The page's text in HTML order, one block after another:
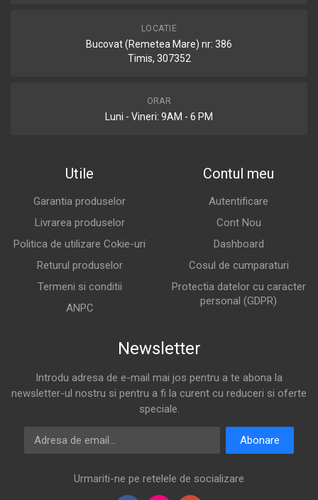
LOCATIE
Bucovat (Remetea Mare) nr: 386
Timis, 307352
ORAR
Luni - Vineri: 9AM - 6 PM
Utile
Garantia produselor
Livrarea produselor
Politica de utilizare Cokie-uri
Returul produselor
Termeni si conditii
ANPC
Contul meu
Autentificare
Cont Nou
Dashboard
Cosul de cumparaturi
Protectia datelor cu caracter
personal (GDPR)
Newsletter
Introdu adresa de e-mail mai jos pentru a te abona la
newsletter-ul nostru si pentru a fi la curent cu reduceri si oferte
speciale.
Adresa de email
Abonare
Urmariti-ne pe retelele de socializare